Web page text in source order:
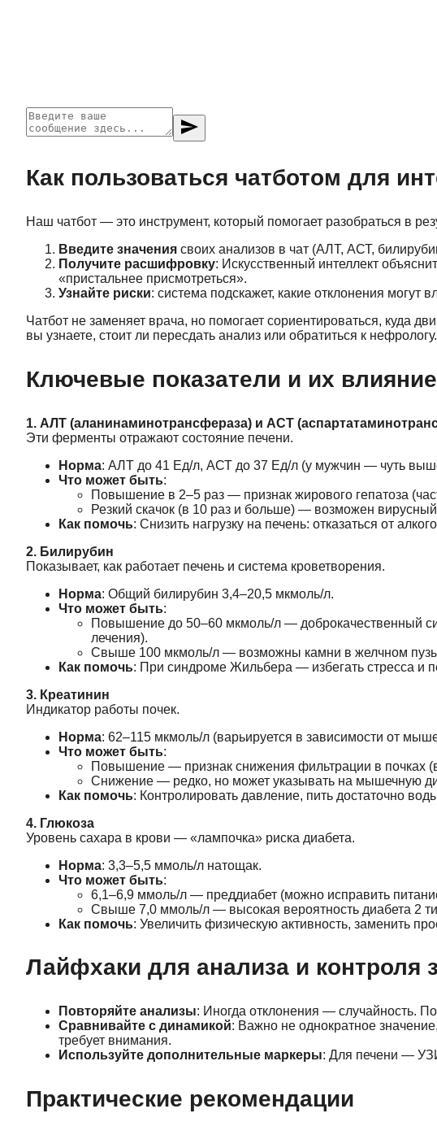
send
Как пользоваться чатботом для
Наш чатбот — это инструмент, который помогает разобраться в
Введите значения своих анализов в чат (АЛТ, АСТ,
Получите расшифровку: Искусственный интеллект
«пристальнее присмотреться».
Узнайте риски: система подскажет, какие отклонения
Чатбот не заменяет врача, но помогает сориентироваться, куда
вы узнаете, стоит ли пересдать анализ или обратиться к нефрологу.
Ключевые показатели и их
1. АЛТ (аланинаминотрансфераза) и АСТ
Эти ферменты отражают состояние печени.
Норма: АЛТ до 41 Ед/л, АСТ до 37 Ед/л (у мужчин — чуть
Что может быть:
Повышение в 2–5 раз — признак жирового гепатоза
Резкий скачок (в 10 раз и больше) — возможен
Как помочь: Снизить нагрузку на печень: отказаться от
2. Билирубин
Показывает, как работает печень и система кроветворения.
Норма: Общий билирубин 3,4–20,5 мкмоль/л.
Что может быть:
Повышение до 50–60 мкмоль/л — доброкачественный
лечения).
Свыше 100 мкмоль/л — возможны камни в желчном
Как помочь: При синдроме Жильбера — избегать стресса и
3. Креатинин
Индикатор работы почек.
Норма: 62–115 мкмоль/л (варьируется в зависимости от
Что может быть:
Повышение — признак снижения фильтрации в почках
Снижение — редко, но может указывать на мышечную
Как помочь: Контролировать давление, пить достаточно
4. Глюкоза
Уровень сахара в крови — «лампочка» риска диабета.
Норма: 3,3–5,5 ммоль/л натощак.
Что может быть:
6,1–6,9 ммоль/л — преддиабет (можно исправить
Свыше 7,0 ммоль/л — высокая вероятность диабета 2
Как помочь: Увеличить физическую активность, заменить
Лайфхаки для анализа и контроля
Повторяйте анализы: Иногда отклонения — случайность.
Сравнивайте с динамикой: Важно не однократное
требует внимания.
Используйте дополнительные маркеры: Для печени —
Практические рекомендации